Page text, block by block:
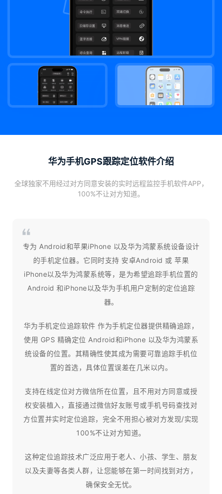
华为手机GPS跟踪定位软件介绍
全球独家不用经过对方同意安装的实时远程监控手机软件APP，
100%不让对方知道。
专为 Android和苹果iPhone 以及华为鸿蒙系统设备设计
的手机定位器。它同时支持 安卓Android 或 苹果
iPhone以及华为鸿蒙系统等，是为希望追踪手机位置的
Android 和iPhone以及华为手机用户定制的定位追踪
器。
华为手机定位追踪软件 作为手机定位器提供精确追踪，
使用 GPS 精确定位 Android和iPhone 以及华为鸿蒙系
统设备的位置。其精确性使其成为需要可靠追踪手机位
置的首选，具体位置误差在几米以内。
支持在线定位对方微信所在位置，且不用对方同意或授
权安装植入，直接通过微信好友账号或手机号码查找对
方位置并实时定位追踪，完全不用担心被对方发现/实现
100%不让对方知道。
这种定位追踪技术广泛应用于老人、小孩、学生、朋友
以及夫妻等各类人群，让您能够在第一时间找到对方，
确保安全无忧。